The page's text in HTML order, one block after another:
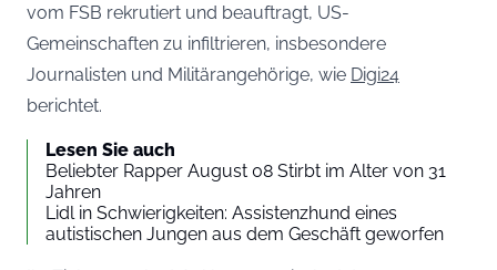
vom FSB rekrutiert und beauftragt, US-
Gemeinschaften zu infiltrieren, insbesondere
Journalisten und Militärangehörige, wie Digi24
berichtet.
Lesen Sie auch
Beliebter Rapper August 08 Stirbt im Alter von 31
Jahren
Lidl in Schwierigkeiten: Assistenzhund eines
autistischen Jungen aus dem Geschäft geworfen